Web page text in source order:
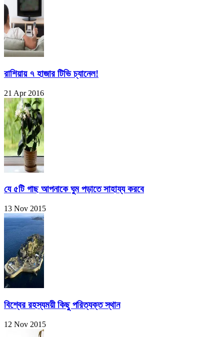
রাশিয়ায় ৭ হাজার টিভি চ্যানেল!
21 Apr 2016
যে ৫টি গাছ আপনাকে ঘুম পড়াতে সাহায্য করবে
13 Nov 2015
বিশ্বের রহস্যময়ী কিছু পরিত্যক্ত স্থান
12 Nov 2015